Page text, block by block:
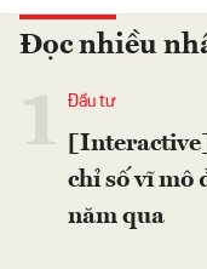
Đọc nhiều
Đầu tư
chỉ số vĩ mô
năm qua